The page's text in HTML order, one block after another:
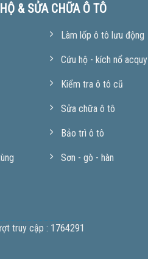
& SỬA CHỮA Ô TÔ
Làm lốp ô tô lưu động
Cứu hộ - kích nổ acquy
Kiểm tra ô tô cũ
Sửa chữa ô tô
Bảo trì ô tô
Sơn - gò - hàn
truy cập : 1764291